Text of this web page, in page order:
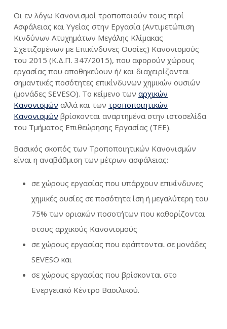
Οι εν λόγω Κανονισμοί τροποποιούν τους περί
Ασφάλειας και Υγείας στην Εργασία (Αντιμετώπιση
Κινδύνων Ατυχημάτων Μεγάλης Κλίμακας
Σχετιζομένων με Επικίνδυνες Ουσίες) Κανονισμούς
του 2015 (Κ.Δ.Π. 347/2015), που αφορούν χώρους
εργασίας που αποθηκεύουν ή/ και διαχειρίζονται
σημαντικές ποσότητες επικίνδυνων χημικών ουσιών
(μονάδες SEVESO). Το κείμενο των αρχικών
Κανονισμών αλλά και των τροποποιητικών
Κανονισμών βρίσκονται αναρτημένα στην ιστοσελίδα
του Τμήματος Επιθεώρησης Εργασίας (ΤΕΕ).
Βασικός σκοπός των Τροποποιητικών Κανονισμών
είναι η αναβάθμιση των μέτρων ασφάλειας:
σε χώρους εργασίας που υπάρχουν επικίνδυνες
χημικές ουσίες σε ποσότητα ίση ή μεγαλύτερη του
75% των οριακών ποσοτήτων που καθορίζονται
στους αρχικούς Κανονισμούς
σε χώρους εργασίας που εφάπτονται σε μονάδες
SEVESO και
σε χώρους εργασίας που βρίσκονται στο
Ενεργειακό Κέντρο Βασιλικού.